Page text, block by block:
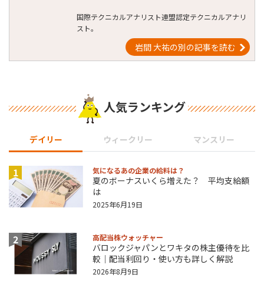
国際テクニカルアナリスト連盟認定テクニカルアナリ
スト。
岩間 大祐の別の記事を読む
人気ランキング
デイリー ウィークリー マンスリー
1 気になるあの企業の給料は？
夏のボーナスいくら増えた？ 平均支給額
は
2025年6月19日
2 高配当株ウォッチャー
バロックジャパンとワキタの株主優待を比
較｜配当利回り・使い方も詳しく解説
2026年8月9日